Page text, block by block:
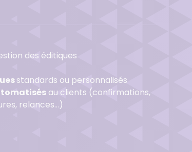
des éditiques
standards ou personnalisés
au clients (confirmations,
relances…)